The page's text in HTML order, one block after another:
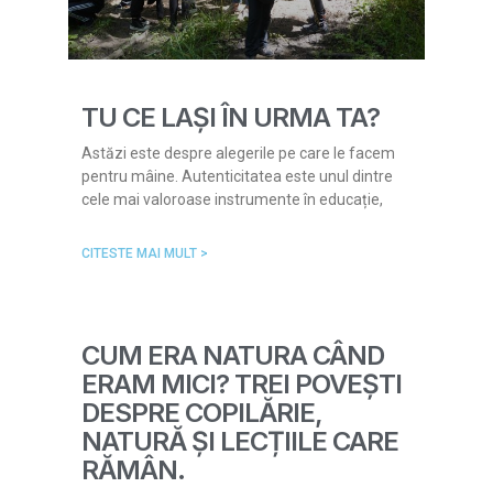
TU CE LAȘI ÎN URMA TA?
Astăzi este despre alegerile pe care le facem
pentru mâine. Autenticitatea este unul dintre
cele mai valoroase instrumente în educație,
CITESTE MAI MULT >
CUM ERA NATURA CÂND
ERAM MICI? TREI POVEȘTI
DESPRE COPILĂRIE,
NATURĂ ȘI LECȚIILE CARE
RĂMÂN.